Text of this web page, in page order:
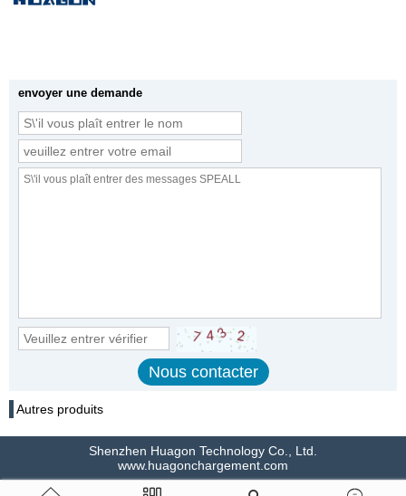
envoyer une demande
Autres produits
Shenzhen Huagon Technology Co., Ltd.
www.huagonchargement.com